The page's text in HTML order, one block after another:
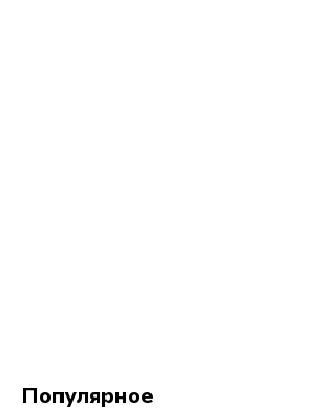
Популярное